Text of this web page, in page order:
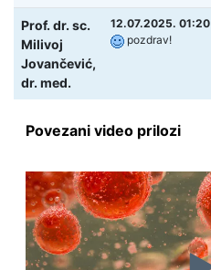
Prof. dr. sc.
Milivoj
Jovančević,
dr. med.
12.07.2025. 01:20
pozdrav!
Povezani video prilozi